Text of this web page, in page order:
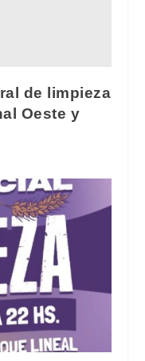
de limpieza
Oeste y